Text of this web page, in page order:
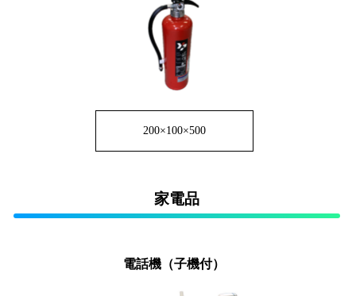
200×100×500
家電品
電話機（子機付）